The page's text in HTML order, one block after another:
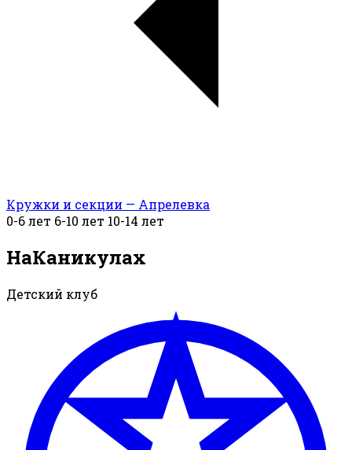
Кружки и секции — Апрелевка
0-6 лет 6-10 лет 10-14 лет
НаКаникулах
Детский клуб